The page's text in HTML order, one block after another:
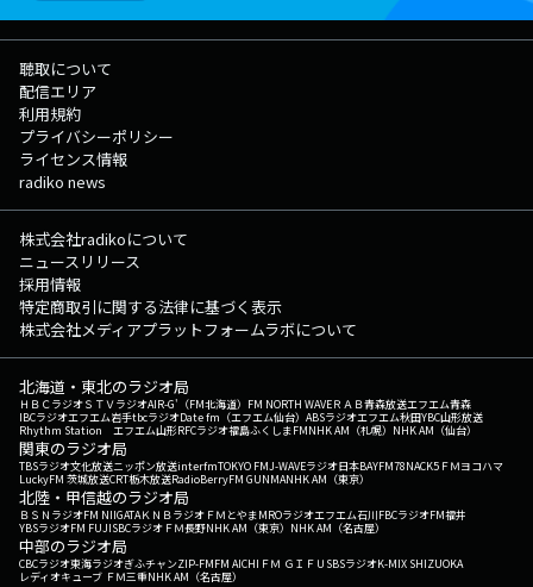
聴取について
配信エリア
利用規約
プライバシーポリシー
ライセンス情報
radiko news
株式会社radikoについて
ニュースリリース
採用情報
特定商取引に関する法律に基づく表示
株式会社メディアプラットフォームラボについて
北海道・東北のラジオ局
ＨＢＣラジオＳＴＶラジオAIR-G'（FM北海道） FM NORTH WAVEＲＡＢ青森放送エフエム青森
IBCラジオエフエム岩手tbcラジオDate fm（エフエム仙台） ABSラジオエフエム秋田YBC山形放送
Rhythm Station エフエム山形RFCラジオ福島ふくしまFMNHK AM（札幌） NHK AM（仙台）
関東のラジオ局
TBSラジオ文化放送ニッポン放送interfmTOKYO FMJ-WAVEラジオ日本BAYFM78NACK5 ＦＭヨコハマ
LuckyFM 茨城放送CRT栃木放送RadioBerryFM GUNMANHK AM（東京）
北陸・甲信越のラジオ局
ＢＳＮラジオFM NIIGATAＫＮＢラジオ ＦＭとやまMROラジオエフエム石川FBCラジオFM福井
YBSラジオFM FUJISBCラジオ ＦＭ長野NHK AM（東京） NHK AM（名古屋）
中部のラジオ局
CBCラジオ東海ラジオぎふチャンZIP-FMFM AICHI ＦＭ ＧＩＦＵ SBSラジオK-MIX SHIZUOKA
レディオキューブ ＦＭ三重NHK AM（名古屋）